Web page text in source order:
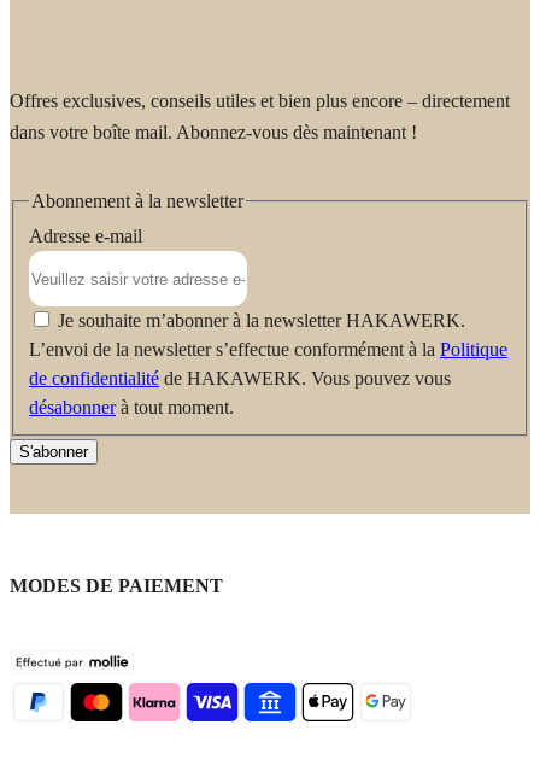
Offres exclusives, conseils utiles et bien plus encore – directement
dans votre boîte mail. Abonnez-vous dès maintenant !
Abonnement à la newsletter
Adresse e-mail
Je souhaite m’abonner à la newsletter HAKAWERK.
L’envoi de la newsletter s’effectue conformément à la Politique
de confidentialité de HAKAWERK. Vous pouvez vous
désabonnerà tout moment.
S'abonner
MODES DE PAIEMENT